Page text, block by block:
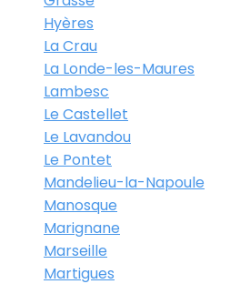
Hyères
La Crau
La Londe-les-Maures
Lambesc
Le Castellet
Le Lavandou
Le Pontet
Mandelieu-la-Napoule
Manosque
Marignane
Marseille
Martigues